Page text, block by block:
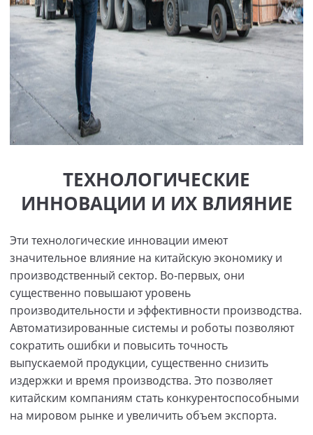
ТЕХНОЛОГИЧЕСКИЕ
ИННОВАЦИИ И ИХ ВЛИЯНИЕ
Эти технологические инновации имеют
значительное влияние на китайскую экономику и
производственный сектор. Во-первых, они
существенно повышают уровень
производительности и эффективности производства.
Автоматизированные системы и роботы позволяют
сократить ошибки и повысить точность
выпускаемой продукции, существенно снизить
издержки и время производства. Это позволяет
китайским компаниям стать конкурентоспособными
на мировом рынке и увеличить объем экспорта.